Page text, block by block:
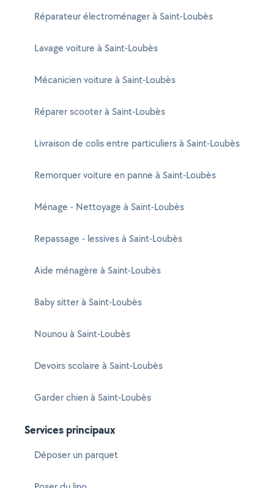
Réparateur électroménager à Saint-Loubès
Lavage voiture à Saint-Loubès
Mécanicien voiture à Saint-Loubès
Réparer scooter à Saint-Loubès
Livraison de colis entre particuliers à Saint-Loubès
Remorquer voiture en panne à Saint-Loubès
Ménage - Nettoyage à Saint-Loubès
Repassage - lessives à Saint-Loubès
Aide ménagère à Saint-Loubès
Baby sitter à Saint-Loubès
Nounou à Saint-Loubès
Devoirs scolaire à Saint-Loubès
Garder chien à Saint-Loubès
Services principaux
Déposer un parquet